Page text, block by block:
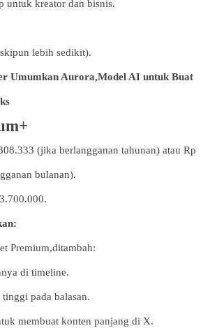
untuk kreator dan bisnis.
lebih sedikit).
Umumkan Aurora,Model AI untuk Buat
(jika berlangganan tahunan) atau Rp
bulanan).
Premium,ditambah:
di timeline.
pada balasan.
membuat konten panjang di X.